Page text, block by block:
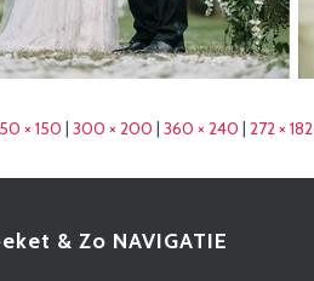
× 150 | 300 × 200 | 360 × 240 | 272 × 182
& Zo NAVIGATIE